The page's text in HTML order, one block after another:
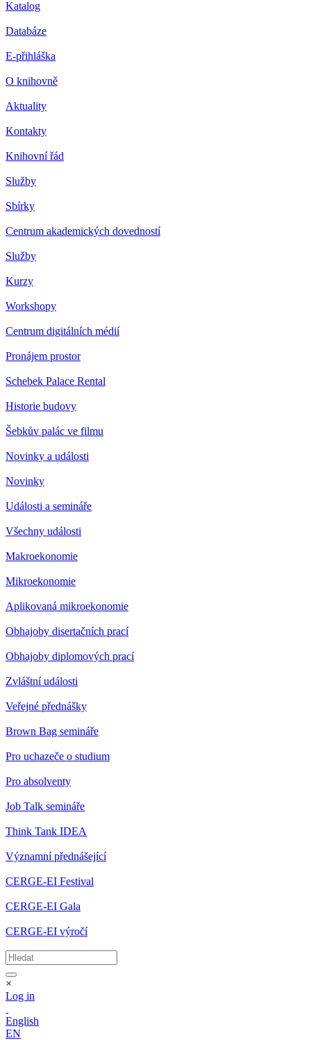
Katalog
Databáze
E-přihláška
O knihovně
Aktuality
Kontakty
Knihovní řád
Služby
Sbírky
Centrum akademických dovedností
Služby
Kurzy
Workshopy
Centrum digitálních médií
Pronájem prostor
Schebek Palace Rental
Historie budovy
Šebkův palác ve filmu
Novinky a události
Novinky
Události a semináře
Všechny události
Makroekonomie
Mikroekonomie
Aplikovaná mikroekonomie
Obhajoby disertačních prací
Obhajoby diplomových prací
Zvláštní události
Veřejné přednášky
Brown Bag semináře
Pro uchazeče o studium
Pro absolventy
Job Talk semináře
Think Tank IDEA
Významní přednášející
CERGE-EI Festival
CERGE-EI Gala
CERGE-EI výročí
×
Log in
English
EN